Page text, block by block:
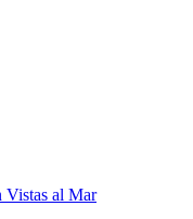
Vistas al Mar